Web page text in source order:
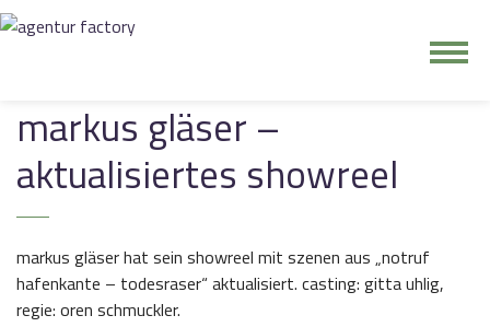
kontakt
markus gläser –
aktualisiertes showreel
markus gläser hat sein showreel mit szenen aus „notruf
hafenkante – todesraser“ aktualisiert. casting: gitta uhlig,
regie: oren schmuckler.